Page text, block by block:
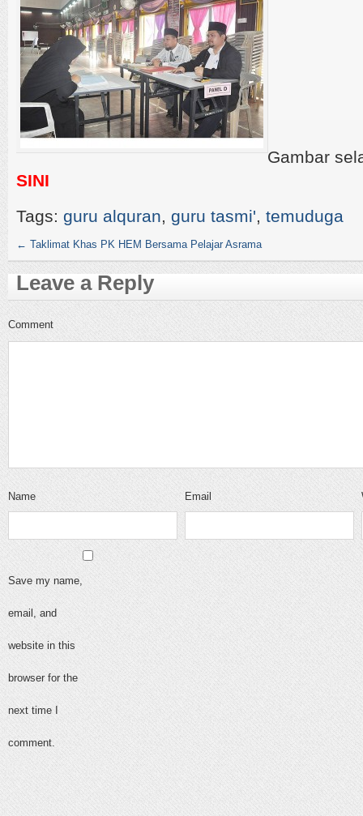
Gambar
SINI
Tags: guru alquran, guru tasmi', temuduga
← Taklimat Khas PK HEM Bersama Pelajar Asrama
Leave a Reply
Comment
Name Email
Save my name,
email, and
website in this
browser for the
next time I
comment.